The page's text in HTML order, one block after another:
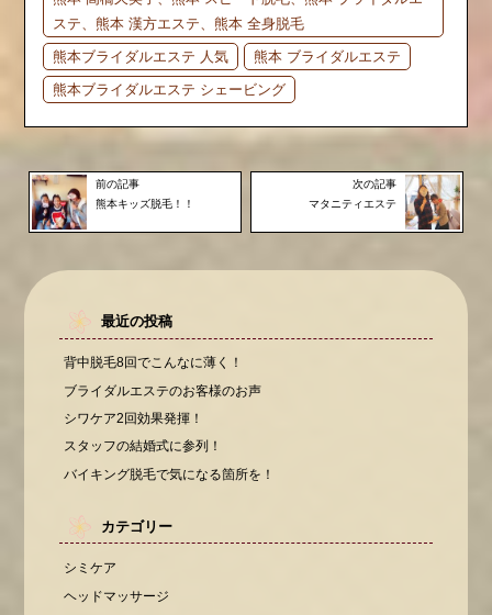
ステ、熊本 漢方エステ、熊本 全身脱毛
熊本ブライダルエステ 人気
熊本 ブライダルエステ
熊本ブライダルエステ シェービング
前の記事
熊本キッズ脱毛！！
次の記事
マタニティエステ
最近の投稿
背中脱毛8回でこんなに薄く！
ブライダルエステのお客様のお声
シワケア2回効果発揮！
スタッフの結婚式に参列！
バイキング脱毛で気になる箇所を！
カテゴリー
シミケア
ヘッドマッサージ